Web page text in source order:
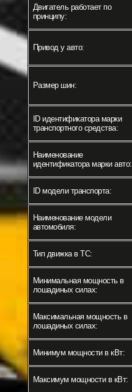
Двигатель работает по
принципу:
Привод у авто:
Размер шин:
ID идентификатора марки
транспортного средства:
Наименование
идентификатора марки авто:
ID модели транспорта:
Наименование модели
автомобиля:
Тип движка в ТС:
Минимальная мощность в
лошадиных силах:
Максимальная мощность в
лошадиных силах:
Минимум мощности в кВт:
Максимум мощности в кВт: